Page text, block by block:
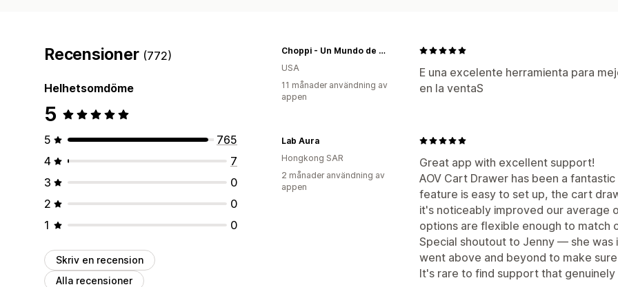
Recensioner (772)
Helhetsomdöme
5
5
765
4
7
3
0
2
0
1
0
Skriv en recension
Alla recensioner
E una excelente herramienta para
en la ventaS
Choppi - Un Mundo de Cortadores
USA
11 månader användning av
appen
Great app with excellent support!
AOV Cart Drawer has been a
feature is easy to set up, the cart
it's noticeably improved our average
options are flexible enough to match
Special shoutout to Jenny — she
went above and beyond to make
It's rare to find support that
Lab Aura
Hongkong SAR
2 månader användning av
appen